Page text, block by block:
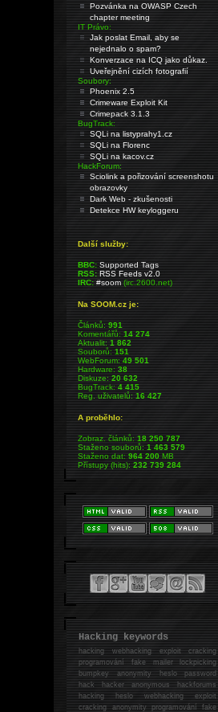
Pozvánka na OWASP Czech
chapter meeting
IT Právo:
Jak poslat Email, aby se
nejednalo o spam?
Konverzace na ICQ jako důkaz.
Uveřejnění cizích fotografií
Soubory:
Phoenix 2.5
Crimeware Exploit Kit
Crimepack 3.1.3
BugTrack:
SQLi na listyprahy1.cz
SQLi na Florenc
SQLi na kacov.cz
HackForum:
Sciolink a pořizování screenshotu
obrazovky
Dark Web - zkušenosti
Detekce HW keyloggeru
Další služby:
BBC: Supported Tags
RSS: RSS Feeds v2.0
IRC: #soom(irc.2600.net)
Na SOOM.cz je:
Článků:991
Komentářů:14 274
Aktualit:1 862
Souborů:151
WebForum:49 501
Hardware:38
Diskuze:20 632
BugTrack:4 415
Reg. uživatelů:16 427
A proběhlo:
Zobraz. článků:18 250 787
Staženo souborů:1 463 579
Staženo dat:964 200MB
Přístupy (hits):232 739 284
Hacking keywords
hackingwebhacking exploit cracking
programování fake mailer lockpicking
bumpkey anonymity heslo password
hackhacker anonymous hackforums
hackingheslo webhacking exploit
cracking anonymity programování fake